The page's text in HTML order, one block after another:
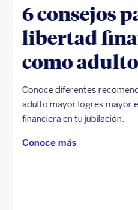
6 consejos
libertad
como
Conoce diferentes
adulto mayor logres mayor
financiera en tu jubilación.
Conoce más